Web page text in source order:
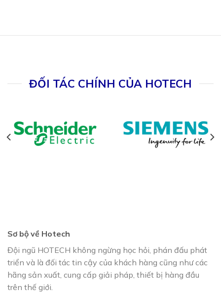
ĐỐI TÁC CHÍNH CỦA HOTECH
Sơ bộ về Hotech
Đội ngũ HOTECH không ngừng học hỏi, phán đấu phát
triển và là đối tác tin cậy của khách hàng cũng như các
hãng sản xuất, cung cấp giải pháp, thiết bị hàng đầu
trên thế giới.